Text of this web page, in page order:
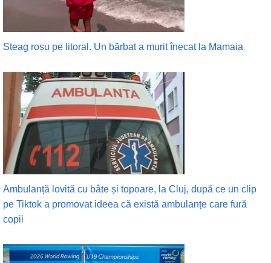
Steag roșu pe litoral. Un bărbat a murit înecat la Mamaia
Ambulanță lovită cu bâte și topoare, la Cluj, după ce un clip
pe Tiktok a promovat ideea că există ambulanțe care fură
copii